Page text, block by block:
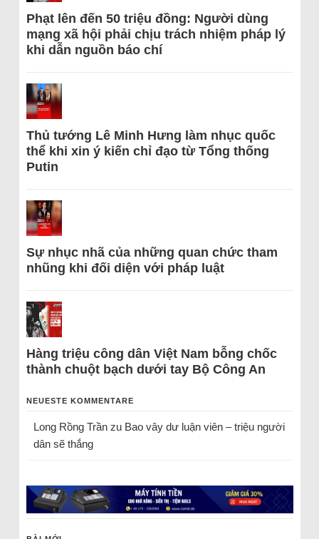
Phạt lên đến 50 triệu đồng: Người dùng
mạng xã hội phải chịu trách nhiệm pháp lý
khi dẫn nguồn báo chí
Thủ tướng Lê Minh Hưng làm nhục quốc
thể khi xin ý kiến chỉ đạo từ Tổng thống
Putin
Sự nhục nhã của những quan chức tham
nhũng khi đối diện với pháp luật
Hàng triệu công dân Việt Nam bỗng chốc
thành chuột bạch dưới tay Bộ Công An
NEUESTE KOMMENTARE
Long Rồng Trầnzu Bao vây dư luận viên – triệu người
dân sẽ thắng